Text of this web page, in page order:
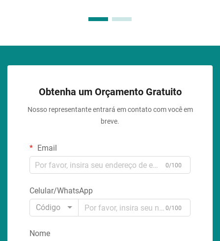
Obtenha um Orçamento Gratuito
Nosso representante entrará em contato com você em
breve.
Email
0/100
Celular/WhatsApp
Código
0/100
Nome